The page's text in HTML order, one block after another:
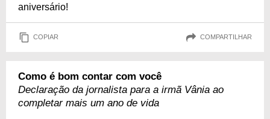
aniversário!
COPIAR COMPARTILHAR
Como é bom contar com você
Declaração da jornalista para a irmã Vânia ao
completar mais um ano de vida